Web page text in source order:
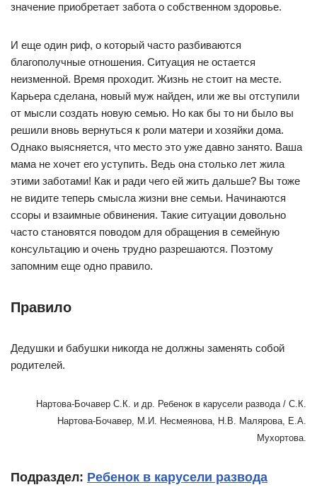
значение приобретает забота о собственном здоровье.
И еще один риф, о который часто разбиваются
благополучные отношения. Ситуация не остается
неизменной. Время проходит. Жизнь не стоит на месте.
Карьера сделана, новый муж найден, или же вы отступили
от мысли создать новую семью. Но как бы то ни было вы
решили вновь вернуться к роли матери и хозяйки дома.
Однако выясняется, что место это уже давно занято. Ваша
мама не хочет его уступить. Ведь она столько лет жила
этими заботами! Как и ради чего ей жить дальше? Вы тоже
не видите теперь смысла жизни вне семьи. Начинаются
ссоры и взаимные обвинения. Такие ситуации довольно
часто становятся поводом для обращения в семейную
консультацию и очень трудно разрешаются. Поэтому
запомним еще одно правило.
Правило
Дедушки и бабушки никогда не должны заменять собой
родителей.
Нартова-Бочавер С.К. и др. Ребенок в карусели развода / С.К.
Нартова-Бочавер, М.И. Несмеянова, Н.В. Малярова, Е.А.
Мухортова.
Подраздел: Ребенок в карусели развода